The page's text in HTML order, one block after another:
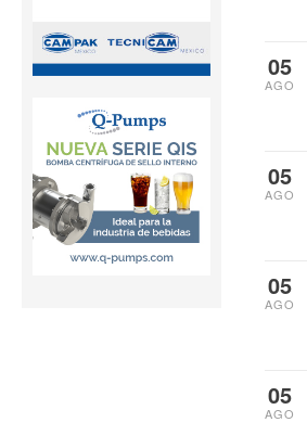
05
AGO
05
AGO
05
AGO
05
AGO